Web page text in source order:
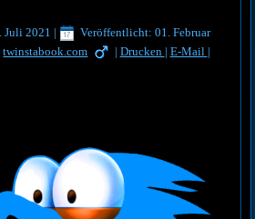
Juli 2021 |
Veröffentlicht: 01. Februar
twinstabook.com | Drucken | E-Mail |